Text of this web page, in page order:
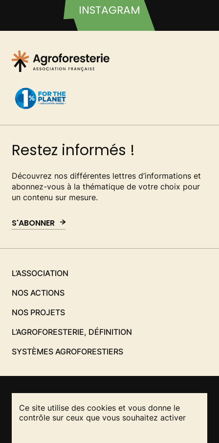
INSTAGRAM
Restez informés !
Découvrez nos différentes lettres d’informations et
abonnez-vous à la thématique de votre choix pour
un contenu sur mesure.
S'ABONNER
L’ASSOCIATION
NOS ACTIONS
NOS PROJETS
L’AGROFORESTERIE, DÉFINITION
SYSTÈMES AGROFORESTIERS
NOUS CONTACTER
Ce site utilise des cookies et vous donne le
contrôle sur ceux que vous souhaitez activer